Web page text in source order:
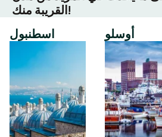
القريبة منك!
اسطنبول
أوسلو